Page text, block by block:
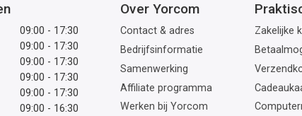
09:00 - 17:30
09:00 - 17:30
09:00 - 17:30
09:00 - 17:30
09:00 - 17:30
09:00 - 16:30
Over Yorcom
Contact & adres
Bedrijfsinformatie
Samenwerking
Affiliate programma
Werken bij Yorcom
Zakelijke